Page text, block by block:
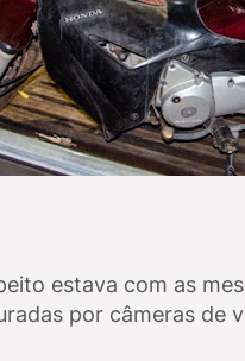
estava com as
por câmeras de